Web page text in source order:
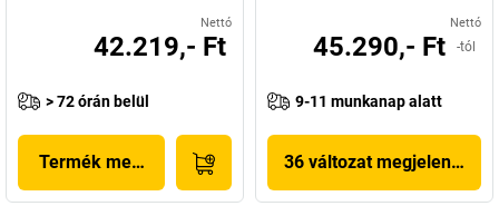
Nettó
42.219,- Ft
> 72 órán belül
Termék megjelenítése
Nettó
45.290,- Ft -tól
9-11 munkanap alatt
36 változat megjelenítése